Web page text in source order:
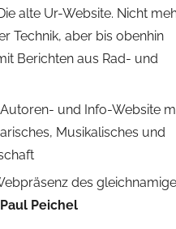
alte Ur-Website. Nicht
Technik, aber bis obenhin
Berichten aus Rad- und
Autoren- und Info-Website
Musikalisches und
des
Paul Peichel